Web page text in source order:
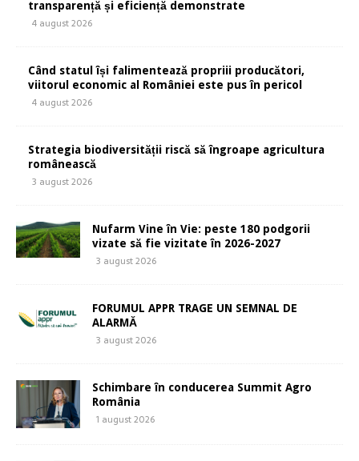
transparență și eficiență demonstrate
4 august 2026
Când statul își falimentează propriii producători,
viitorul economic al României este pus în pericol
4 august 2026
Strategia biodiversității riscă să îngroape agricultura
românească
3 august 2026
Nufarm Vine în Vie: peste 180 podgorii
vizate să fie vizitate în 2026-2027
3 august 2026
FORUMUL APPR TRAGE UN SEMNAL DE
ALARMĂ
3 august 2026
Schimbare în conducerea Summit Agro
România
1 august 2026